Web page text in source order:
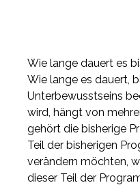
Wie lange dauert es
Wie lange es dauert,
Unterbewusstseins
wird, hängt von
gehört die bisherige
Teil der bisherigen
verändern möchten,
dieser Teil der